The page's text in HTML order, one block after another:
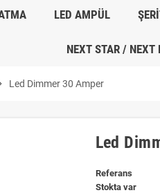
LED AMPÜL
NEXT STAR / NEXT
Led Dimmer 30 Amper
Led
Referans
Stokta var